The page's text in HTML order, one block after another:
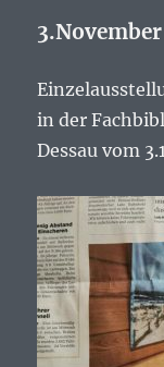
in der
Dessau vom